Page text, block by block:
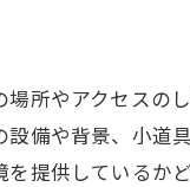
所やアクセスの
備や背景、小道
提供しているか